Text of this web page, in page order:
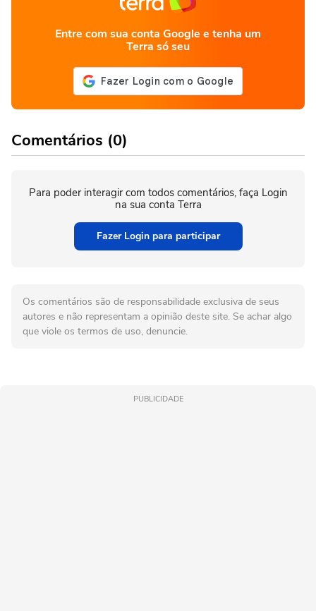
Entre com sua conta Google e tenha um
Terra só seu
Comentários (0)
Para poder interagir com todos comentários, faça Login
na sua conta Terra
Fazer Login para participar
Os comentários são de responsabilidade exclusiva de seus
autores e não representam a opinião deste site. Se achar algo
que viole os termos de uso, denuncie.
PUBLICIDADE